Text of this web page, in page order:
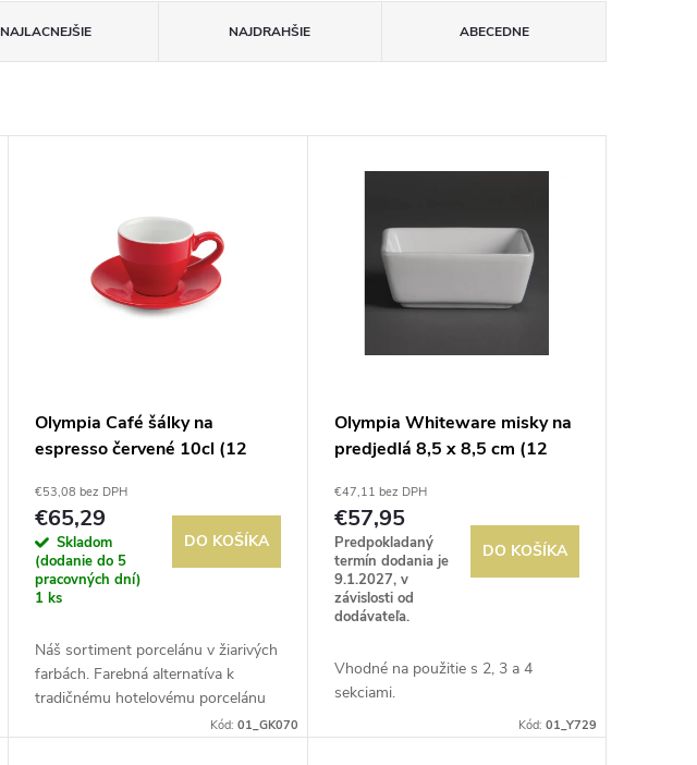
NAJLACNEJŠIE NAJDRAHŠIE ABECEDNE
Olympia Café šálky na
espresso červené 10cl (12
€53,08 bez DPH
€65,29
Skladom
(dodanie do 5
pracovných dní)
1 ks
DO KOŠÍKA
Náš sortiment porcelánu v žiarivých
farbách. Farebná alternatíva k
tradičnému hotelovému porcelánu
so zrolovanými okrajmi. Kombinujte
Kód: 01_GK070
Olympia Whiteware misky na
predjedlá 8,5 x 8,5 cm (12
€47,11 bez DPH
€57,95
Predpokladaný
termín dodania je
9.1.2027, v
závislosti od
dodávateľa.
DO KOŠÍKA
Vhodné na použitie s 2, 3 a 4
sekciami.
Kód: 01_Y729